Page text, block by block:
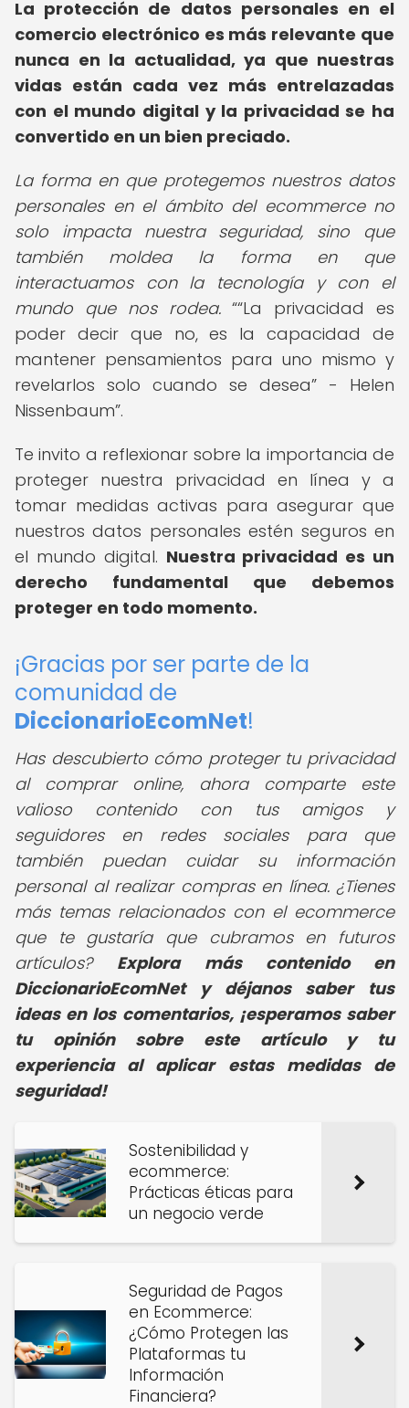
La protección de datos personales en el
comercio electrónico es más relevante que
nunca en la actualidad, ya que nuestras
vidas están cada vez más entrelazadas
con el mundo digital y la privacidad se ha
convertido en un bien preciado.
La forma en que protegemos nuestros datos
personales en el ámbito del ecommerce no
solo impacta nuestra seguridad, sino que
también moldea la forma en que
interactuamos con la tecnología y con el
mundo que nos rodea.
“La privacidad es
poder decir que no, es la capacidad de
mantener pensamientos para uno mismo y
revelarlos solo cuando se desea” - Helen
Nissenbaum .
Te invito a reflexionar sobre la importancia de
proteger nuestra privacidad en línea y a
tomar medidas activas para asegurar que
nuestros datos personales estén seguros en
el mundo digital. Nuestra privacidad es un
derecho fundamental que debemos
proteger en todo momento.
¡Gracias por ser parte de la
comunidad de
DiccionarioEcomNet!
Has descubierto cómo proteger tu privacidad
al comprar online, ahora comparte este
valioso contenido con tus amigos y
seguidores en redes sociales para que
también puedan cuidar su información
personal al realizar compras en línea. ¿Tienes
más temas relacionados con el ecommerce
que te gustaría que cubramos en futuros
artículos?
Explora más contenido en
DiccionarioEcomNet y déjanos saber tus
ideas en los comentarios, ¡esperamos saber
tu opinión sobre este artículo y tu
experiencia al aplicar estas medidas de
seguridad!
Sostenibilidad y
ecommerce:
Prácticas éticas para
un negocio verde
Seguridad de Pagos
en Ecommerce:
¿Cómo Protegen las
Plataformas tu
Información
Financiera?